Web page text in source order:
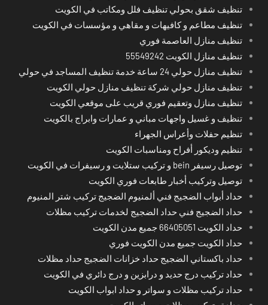
تنظيف شقق بحولي تنظيف فلل ومكاتب في الكويت
تنظيف مطاعم و كافيهات و مقاهي و مؤسسات في الكويت
تنظيف منازل العاصمة فوري
تنظيف منازل الكويت 55549242
تنظيف منازل حولي 24 ساعة خدمة تنظيف المساجد في حولي
تنظيف منازل حولي شركة تنظيف منازل حولي الكويت
تنظيف منازل وتعقيم فوري قريب على موقعي الكويت
تنظيف و غسيل واجهات مباني و عمارات وابراج بالكويت
تنظيم حفلات وأعراس الجهراء
تنظيم وديكور أفراح ومناسبات الكويت
توصيل رسيفر bein و تركيب ستلايت و رسيفرات في الكويت
توصيل وتركيب أخبار طابعات فوري الكويت
حداد أبواب الضجيج فني ألمنيوم الضجيج تركيب شتر المنيوم
حداد الضجيج فني حداد الضجيج لخدمات تركيب مظلات
حداد الكويت 66405051 جميع مدن الكويت
حداد الكويت جميع مدن الكويت فوري
حداد باكستاني الضجيج حداد خزانات الضجيج حداد مظلات
حداد تركيب درج حديد و درابزين و درج دائري في الكويت
حداد تركيب مظلات و سواتر و حداد ابواب الكويت